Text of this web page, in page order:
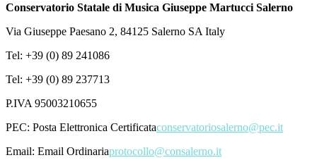
Conservatorio Statale di Musica Giuseppe Martucci Salerno
Via Giuseppe Paesano 2, 84125 Salerno SA Italy
Tel: +39 (0) 89 241086
Tel: +39 (0) 89 237713
P.IVA 95003210655
PEC: Posta Elettronica Certificataconservatoriosalerno@pec.it
Email: Email Ordinariaprotocollo@consalerno.it